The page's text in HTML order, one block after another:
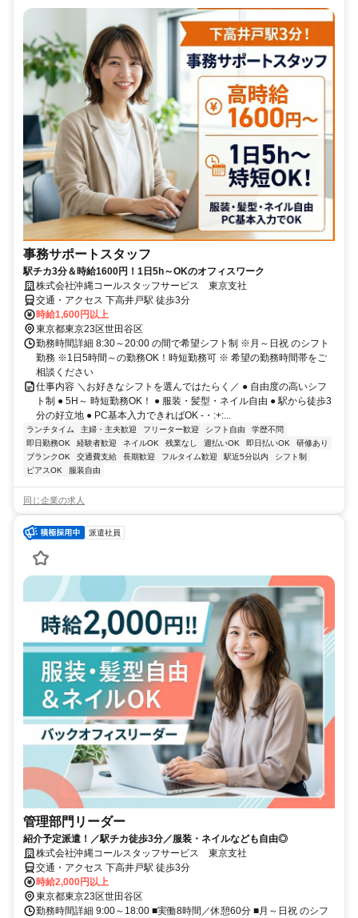
事務サポートスタッフ
駅チカ3分＆時給1600円！1日5h～OKのオフィスワーク
株式会社沖縄コールスタッフサービス 東京支社
交通・アクセス 下高井戸駅 徒歩3分
時給1,600円以上
東京都東京23区世田谷区
勤務時間詳細 8:30～20:00 の間で希望シフト制 ※月～日祝 のシフト
勤務 ※1日5時間～の勤務OK！時短勤務可 ※ 希望の勤務時間帯をご
相談ください
仕事内容 ＼お好きなシフトを選んではたらく／ ● 自由度の高いシフ
ト制 ● 5H～ 時短勤務OK！ ● 服装・髪型・ネイル自由 ● 駅から徒歩3
分の好立地 ● PC基本入力できればOK -・:+:...
ランチタイム 主婦・主夫歓迎 フリーター歓迎 シフト自由
学歴不問
即日勤務OK
経験者歓迎 ネイルOK 残業なし 週払いOK 即日払いOK
研修あり
ブランクOK
交通費支給 長期歓迎 フルタイム歓迎 駅近5分以内
シフト制
ピアスOK
服装自由
同じ企業の求人
派遣社員
管理部門リーダー
紹介予定派遣！／駅チカ徒歩3分／服装・ネイルなども自由◎
株式会社沖縄コールスタッフサービス 東京支社
交通・アクセス 下高井戸駅 徒歩3分
時給2,000円以上
東京都東京23区世田谷区
勤務時間詳細 9:00～18:00 ■実働8時間／休憩60分 ■月～日祝 のシフ